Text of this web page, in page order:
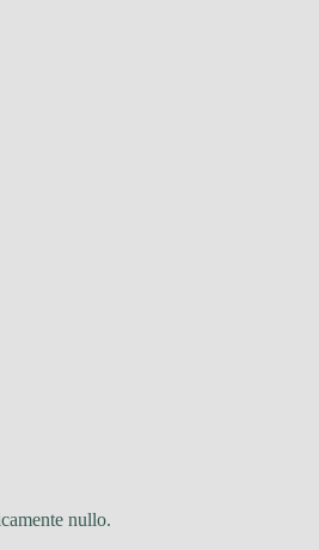
nullo.